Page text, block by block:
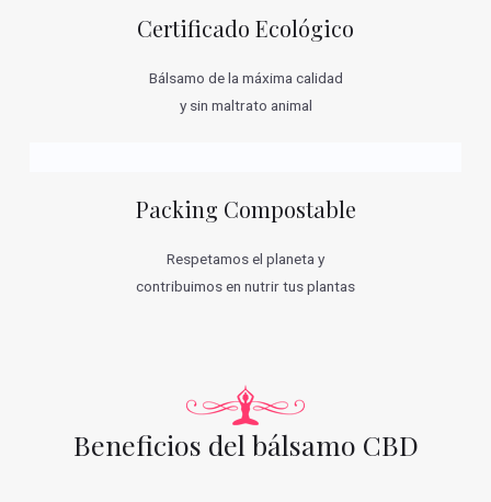
Certificado Ecológico
Bálsamo de la máxima calidad
y sin maltrato animal
Packing Compostable
Respetamos el planeta y
contribuimos en nutrir tus plantas
Beneficios del bálsamo CBD